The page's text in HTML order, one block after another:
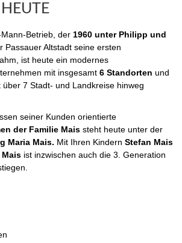
Betrieb, der 1960 unter Philipp und
Passauer Altstadt seine ersten
ist heute ein modernes
mit insgesamt 6 Standorten und
7 Stadt- und Landkreise hinweg
seiner Kunden orientierte
der Familie Mais steht heute unter der
Maria Mais. Mit Ihren Kindern Stefan Mais
ist inzwischen auch die 3. Generation